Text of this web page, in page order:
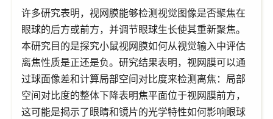
许多研究表明，视网膜能够检测视觉图像是否聚焦在
眼球的后方或前方，并调节眼球生长使其重新聚焦。
本研究目的是探究小鼠视网膜如何从视觉输入中评估
离焦性质是正还是负。研究结果表明，视网膜可以通
过球面像差和计算局部空间对比度来检测离焦：局部
空间对比度的整体下降表明焦平面位于视网膜前方，
这可能是揭示了眼睛和镜片的光学特性如何影响眼球